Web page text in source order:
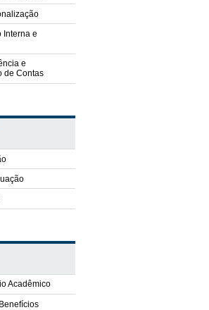
Interna e
e
de Contas
Acadêmico